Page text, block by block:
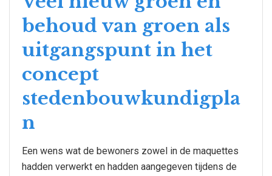
behoud van groen als
uitgangspunt in het
concept
stedenbouwkundigpla
n
Een wens wat de bewoners zowel in de maquettes
hadden verwerkt en hadden aangegeven tijdens de